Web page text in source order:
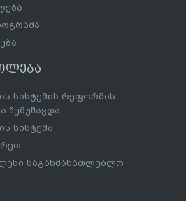
სისტემის რეფორმის
შემუშავდა
სისტემა
საგანმანათლებლო